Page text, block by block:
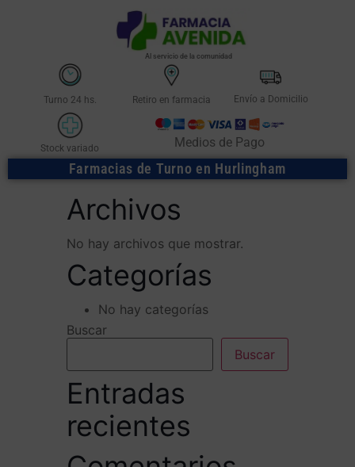
Al servicio de la comunidad
Turno 24 hs. Retiro en farmacia Envío a Domicilio
Stock variado Medios de Pago
Farmacias de Turno en Hurlingham
Archivos
No hay archivos que mostrar.
Categorías
No hay categorías
Buscar
Buscar
Entradas
recientes